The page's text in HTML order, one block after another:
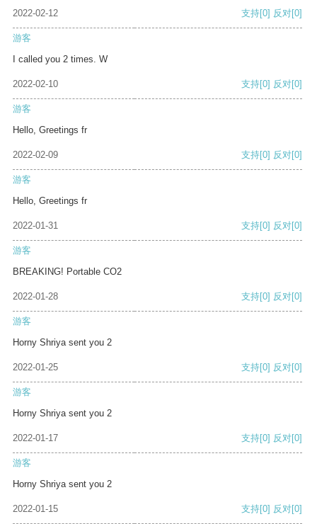
2022-02-12 支持[0] 反对[0]
游客
I called you 2 times. W
2022-02-10 支持[0] 反对[0]
游客
Hello, Greetings fr
2022-02-09 支持[0] 反对[0]
游客
Hello, Greetings fr
2022-01-31 支持[0] 反对[0]
游客
BREAKING! Portable CO2
2022-01-28 支持[0] 反对[0]
游客
Horny Shriya sent you 2
2022-01-25 支持[0] 反对[0]
游客
Horny Shriya sent you 2
2022-01-17 支持[0] 反对[0]
游客
Horny Shriya sent you 2
2022-01-15 支持[0] 反对[0]